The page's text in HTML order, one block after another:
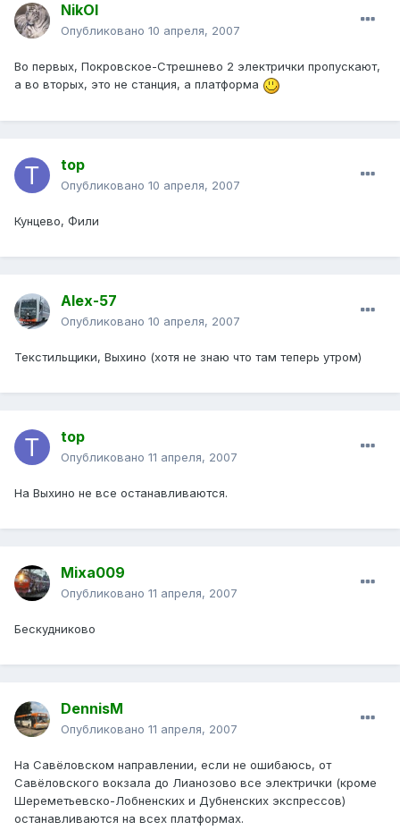
NikOl
Опубликовано 10 апреля, 2007
Во первых, Покровское-Стрешнево 2 электрички пропускают,
а во вторых, это не станция, а платформа
top
Опубликовано 10 апреля, 2007
Кунцево, Фили
Alex-57
Опубликовано 10 апреля, 2007
Текстильщики, Выхино (хотя не знаю что там теперь утром)
top
Опубликовано 11 апреля, 2007
На Выхино не все останавливаются.
Mixa009
Опубликовано 11 апреля, 2007
Бескудниково
DennisM
Опубликовано 11 апреля, 2007
На Савёловском направлении, если не ошибаюсь, от
Савёловского вокзала до Лианозово все электрички (кроме
Шереметьевско-Лобненских и Дубненских экспрессов)
останавливаются на всех платформах.